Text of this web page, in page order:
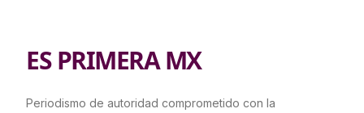
ES PRIMERA MX
Periodismo de autoridad comprometido con la